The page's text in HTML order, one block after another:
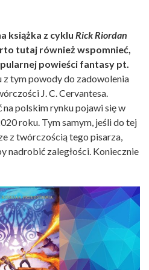
książka z cyklu Rick Riordan
tutaj również wspomnieć,
powieści fantasy pt.
z tym powody do zadowolenia
J. C. Cervantesa.
polskim rynku pojawi się w
roku. Tym samym, jeśli do tej
z twórczością tego pisarza,
nadrobić zaległości. Koniecznie